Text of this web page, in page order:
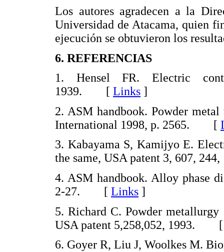
Los autores agradecen a la
Universidad de Atacama, quien
ejecución se obtuvieron los
6. REFERENCIAS
1. Hensel FR. Electric
1939. [ Links ]
2. ASM handbook. Powder
International 1998, p. 2565. [
3. Kabayama S, Kamijyo E.
the same, USA patent 3, 607,
4. ASM handbook. Alloy phase
2-27. [ Links ]
5. Richard C. Powder
USA patent 5,258,052, 1993.
6. Goyer R, Liu J, Woolkes M.